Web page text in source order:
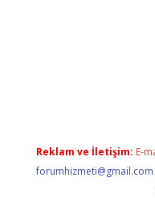
Reklam ve İletişim: E-
forumhizmeti@gmail.com